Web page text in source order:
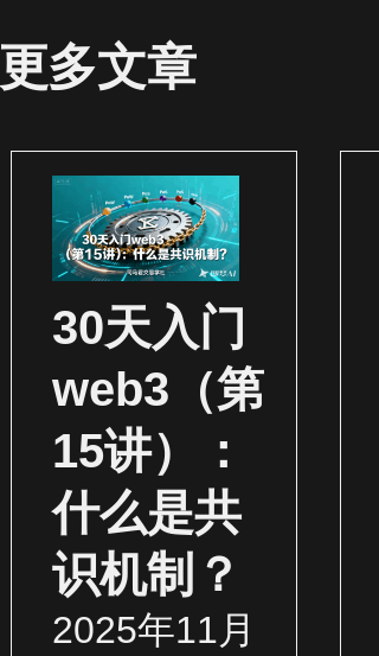
更多文章
30天入门
web3（第
15讲）：
什么是共
识机制？
2025年11月